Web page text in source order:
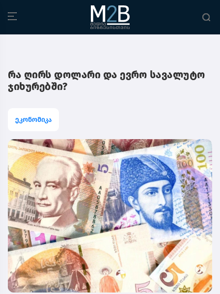
რა ღირს დოლარი და ევრო სავალუტო
ჯიხურებში?
ეკონომიკა